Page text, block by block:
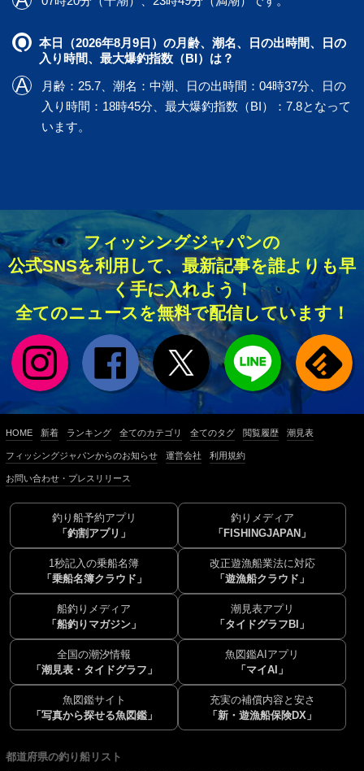
本日（2026年8月9日）の月齢、潮名、日の出時間、日の
入り時間、最大爆釣指数（BI）は？
月齢：25.7、潮名：中潮、日の出時間：04時37分、日の
入り時間：18時45分、最大爆釣指数（BI）：7.8となって
います。
フィッシングジャパンの
公式SNSを利用して、最新記事を誰よりも早
く手に入れよう！
全てのニュースを無料で配信しています！
HOME 新着 ランキング 全てのカテゴリ 全てのタグ 閲覧履歴 潮見表
フィッシングジャパンからのお知らせ 運営会社 利用規約
お問い合わせ・プレスリリース
釣り船予約アプリ
「釣割アプリ」
釣りメディア
「FISHINGJAPAN」
1秒記入の乗船名簿
「乗船名簿クラウド」
改正遊漁船業法に対応
「遊漁船クラウド」
船釣りメディア
「船釣りマガジン」
潮見表アプリ
「タイドグラフBI」
全国の潮汐情報
「潮見表・タイドグラフ」
魚図鑑AIアプリ
「マイAI」
魚図鑑サイト
「写真から探せる魚図鑑」
充実の補償内容と安さ
「新・遊漁船保険DX」
都道府県の釣り船リスト